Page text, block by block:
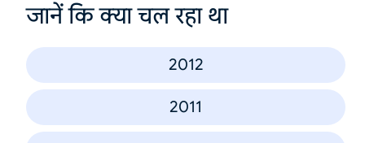
जानें कि क्या चल रहा था
2012
2011